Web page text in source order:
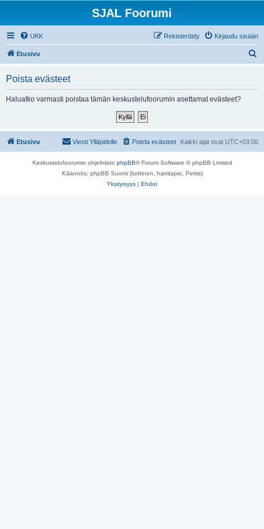
SJAL Foorumi
UKK Kirjaudu sisään
Rekisteröidy
Etusivu
Poista evästeet
Haluatko varmasti poistaa tämän keskustelufoorumin asettamat evästeet?
Etusivu Kaikki ajat ovat UTC+03:00
Poista evästeet
Viesti Ylläpidolle
Keskustelufoorumin ohjelmisto phpBB® Forum Software © phpBB Limited
Käännös: phpBB Suomi (lurttinen, harritapio, Pettis)
Yksityisyys | Ehdot